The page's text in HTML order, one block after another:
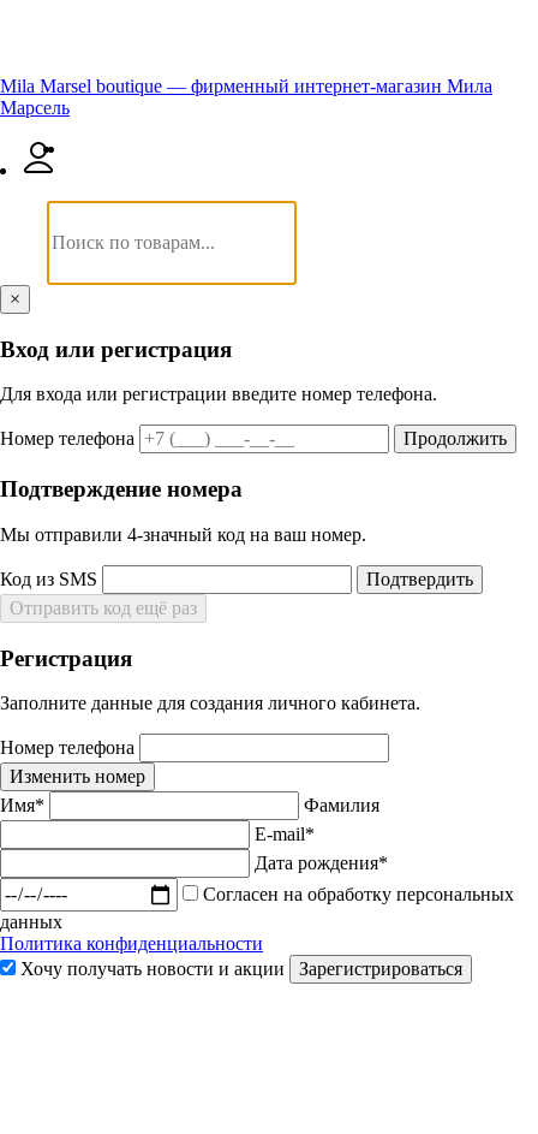
Mila Marsel boutique — фирменный интернет-магазин Мила
Марсель
×
Вход или регистрация
Для входа или регистрации введите номер телефона.
Номер телефона Продолжить
Подтверждение номера
Мы отправили 4‑значный код на ваш номер.
Код из SMS
Подтвердить
Отправить код ещё раз
Регистрация
Заполните данные для создания личного кабинета.
Номер телефона
Изменить номер
Имя*
Фамилия
E-mail*
Дата рождения*
Согласен на обработку персональных
данных
Политика конфиденциальности
Хочу получать новости и акции
Зарегистрироваться